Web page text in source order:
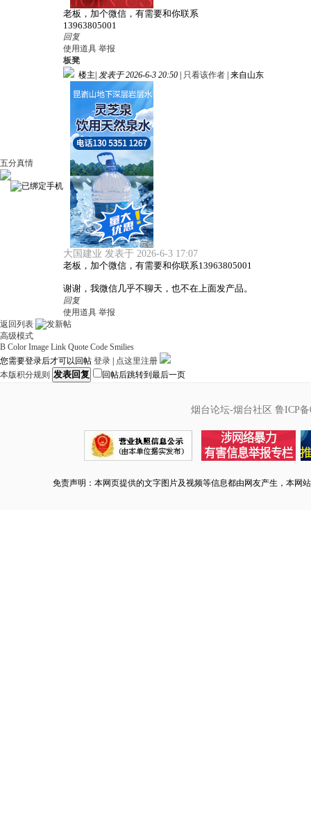
老板，加个微信，有需要和你联系
13963805001
回复
使用道具 举报
五分真情
板凳
楼主 发表于 2026-6-3 20:50 只看该作者 来自山东
大国建业 发表于 2026-6-3 17:07
老板，加个微信，有需要和你联系13963805001
谢谢，我微信几乎不聊天，也不在上面发产品。
回复
使用道具 举报
返回列表
高级模式
B Color Image Link Quote Code Smilies
您需要登录后才可以回帖 登录
点这里注册
本版积分规则 发表回复 回帖后跳转到最后一页
烟台论坛-烟台社区 鲁ICP备
免责声明：本网页提供的文字图片及视频等信息都由网友产生，本网